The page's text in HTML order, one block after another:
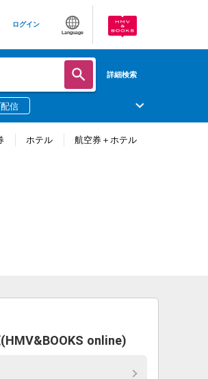
ログイン
Language
詳細検索
信
ホテル 航空券＋ホテル
online)